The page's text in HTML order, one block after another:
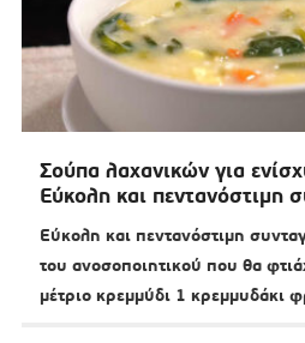
Σούπα λαχανικών για
Εύκολη και πεντανόστιμη
Εύκολη και πεντανόστιμη
του ανοσοποιητικού που θα
μέτριο κρεμμύδι 1 κρεμμυδάκι